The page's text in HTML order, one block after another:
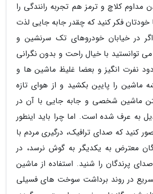
کلاچ و ترمز هم تجربه رانندگی را
خودتان فکر کنید که چقدر جابه جایی لذت
در خیابان خودروهای تک سرنشین و
می توانستید با خیال راحت و بدون نگرانی
نفرت انگیز و بعضا غلیظ ماشین ها و
ماشین را پایین بکشید و از هوای تازه
ماشین شخصی و جابه جایی با آن در
به عرف شده است. اما چرا باید اینطور
کنید که صدای ترافیک، درگیری مردم با
معترض به یکدیگر به گوش نرسد، در
پرندگان را شنید. استفاده از ماشین
در روند برداشت سوخت های فسیلی